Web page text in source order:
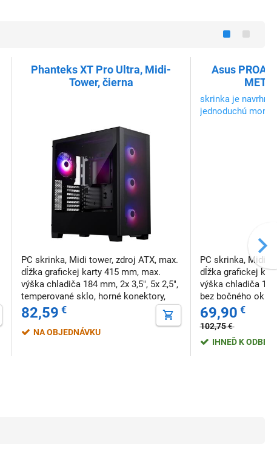
Phanteks XT Pro Ultra, Midi-
Tower, čierna
PC skrinka, Midi tower, zdroj ATX, max.
dĺžka grafickej karty 415 mm, max.
výška chladiča 184 mm, 2x 3,5", 5x 2,5",
temperované sklo, horné konektory,
čierna
82,59 €
NA OBJEDNÁVKU
Asus
skrinka je
jednoduchú
PC skrinka, Midi
dĺžka grafickej
výška chladiča
bez bočného
čierna
69,90 €
102,75€
IHNEĎ K